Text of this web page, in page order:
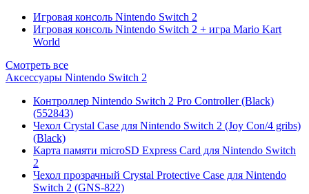
Игровая консоль Nintendo Switch 2
Игровая консоль Nintendo Switch 2 + игра Mario Kart
World
Смотреть все
Аксессуары Nintendo Switch 2
Контроллер Nintendo Switch 2 Pro Controller (Black)
(552843)
Чехол Сrystal Сase для Nintendo Switch 2 (Joy Con/4 gribs)
(Black)
Карта памяти microSD Express Card для Nintendo Switch
2
Чехол прозрачный Crystal Protective Case для Nintendo
Switch 2 (GNS-822)